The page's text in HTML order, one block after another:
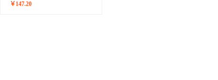
￥ 147.20